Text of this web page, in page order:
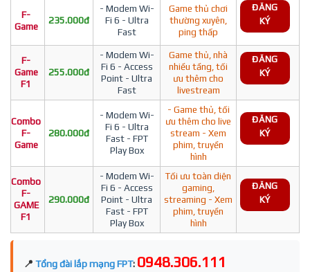
F-
Game
235.000đ
- Modem Wi-
Fi 6 - Ultra
Fast
Game thủ chơi
thường xuyên,
ping thấp
ĐĂNG
KÝ
F-
Game
F1
255.000đ
- Modem Wi-
Fi 6 - Access
Point - Ultra
Fast
Game thủ, nhà
nhiều tầng, tối
ưu thêm cho
livestream
ĐĂNG
KÝ
Combo
F-
Game
280.000đ
- Modem Wi-
Fi 6 - Ultra
Fast - FPT
Play Box
- Game thủ, tối
ưu thêm cho live
stream - Xem
phim, truyền
hình
ĐĂNG
KÝ
Combo
F-
GAME
F1
290.000đ
- Modem Wi-
Fi 6 - Access
Point - Ultra
Fast - FPT
Play Box
Tối ưu toàn diện
gaming,
streaming - Xem
phim, truyền
hình
ĐĂNG
KÝ
📍 Tổng đài lắp mạng FPT: 0948.306.111